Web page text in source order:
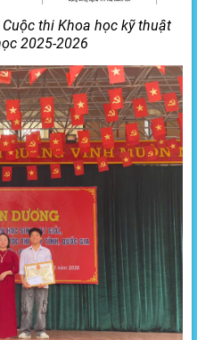
thi Khoa học kỹ thuật
2025-2026